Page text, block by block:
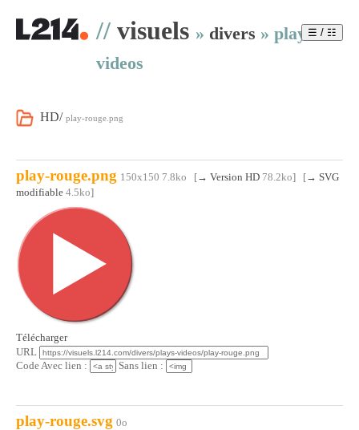
// visuels » divers » plays-
videos
HD/ play-rouge.png
play-rouge.png 150x150 7.8ko [→ Version HD 78.2ko] [→ SVG
modifiable 4.5ko]
Télécharger
URL
Code Avec lien :
Sans lien :
play-rouge.svg 0o
☰ / ☷